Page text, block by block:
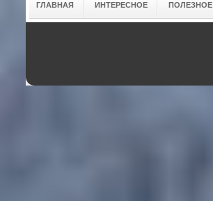
ГЛАВНАЯ ИНТЕРЕСНОЕ ПОЛЕЗНОЕ